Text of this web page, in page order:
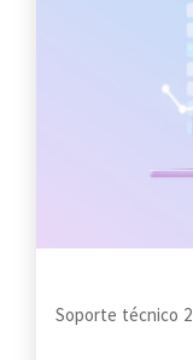
Soporte técnico